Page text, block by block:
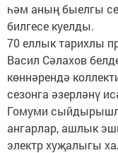
һәм аның быелгы
билгесе куелды.
70 еллык тарихлы
Васил Сәлахов
көннәрендә
сезонга әзерләнү
Гомуми
ангарлар, ашлык
электр хуҗалыгы